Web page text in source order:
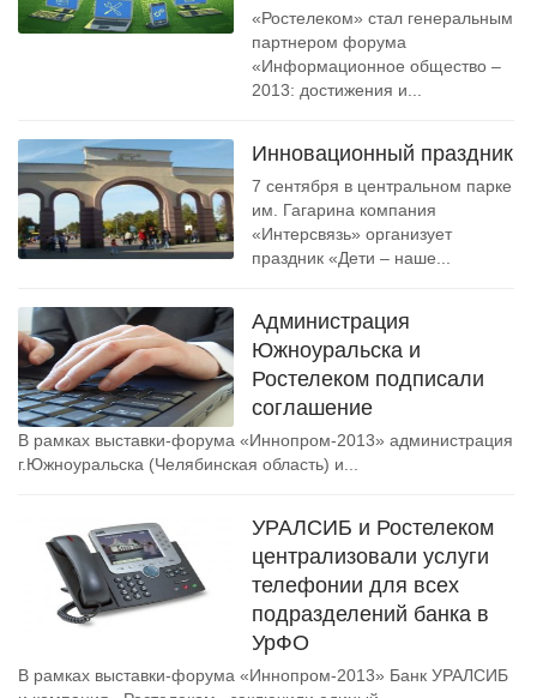
«Ростелеком» стал генеральным
партнером форума
«Информационное общество –
2013: достижения и...
Инновационный праздник
7 сентября в центральном парке
им. Гагарина компания
«Интерсвязь» организует
праздник «Дети – наше...
Администрация
Южноуральска и
Ростелеком подписали
соглашение
В рамках выставки-форума «Иннопром-2013» администрация
г.Южноуральска (Челябинская область) и...
УРАЛСИБ и Ростелеком
централизовали услуги
телефонии для всех
подразделений банка в
УрФО
В рамках выставки-форума «Иннопром-2013» Банк УРАЛСИБ